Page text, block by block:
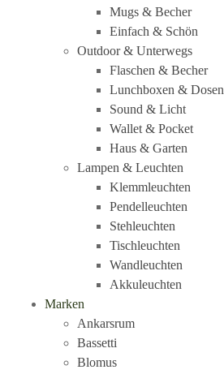
Mugs & Becher
Einfach & Schön
Outdoor & Unterwegs
Flaschen & Becher
Lunchboxen & Dosen
Sound & Licht
Wallet & Pocket
Haus & Garten
Lampen & Leuchten
Klemmleuchten
Pendelleuchten
Stehleuchten
Tischleuchten
Wandleuchten
Akkuleuchten
Marken
Ankarsrum
Bassetti
Blomus